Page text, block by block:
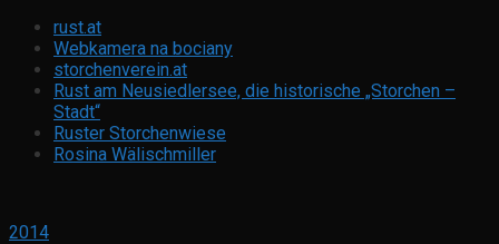
rust.at
Webkamera na bociany
storchenverein.at
Rust am Neusiedlersee, die historische „Storchen –
Stadt“
Ruster Storchenwiese
Rosina Wälischmiller
2014